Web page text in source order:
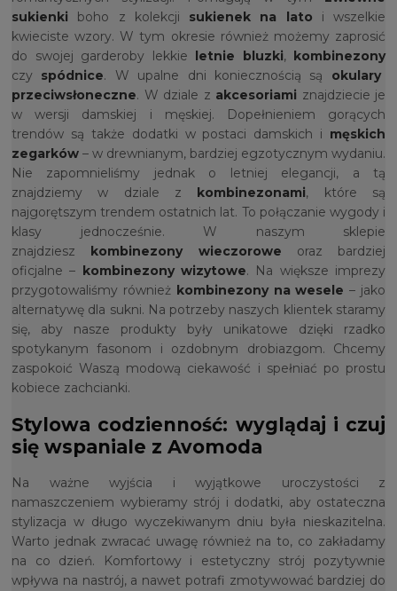
sukienki boho z kolekcji sukienek na lato i wszelkie
kwieciste wzory. W tym okresie również możemy zaprosić
do swojej garderoby lekkie letnie bluzki, kombinezony
czy spódnice. W upalne dni koniecznością są okulary
przeciwsłoneczne. W dziale z akcesoriami znajdziecie je
w wersji damskiej i męskiej. Dopełnieniem gorących
trendów są także dodatki w postaci damskich i męskich
zegarków – w drewnianym, bardziej egzotycznym wydaniu.
Nie zapomnieliśmy jednak o letniej elegancji, a tą
znajdziemy w dziale z kombinezonami, które są
najgorętszym trendem ostatnich lat. To połączanie wygody i
klasy jednocześnie. W naszym sklepie
znajdziesz kombinezony wieczorowe oraz bardziej
oficjalne – kombinezony wizytowe. Na większe imprezy
przygotowaliśmy również kombinezony na wesele – jako
alternatywę dla sukni. Na potrzeby naszych klientek staramy
się, aby nasze produkty były unikatowe dzięki rzadko
spotykanym fasonom i ozdobnym drobiazgom. Chcemy
zaspokoić Waszą modową ciekawość i spełniać po prostu
kobiece zachcianki.
Stylowa codzienność: wyglądaj i czuj
się wspaniale z Avomoda
Na ważne wyjścia i wyjątkowe uroczystości z
namaszczeniem wybieramy strój i dodatki, aby ostateczna
stylizacja w długo wyczekiwanym dniu była nieskazitelna.
Warto jednak zwracać uwagę również na to, co zakładamy
na co dzień. Komfortowy i estetyczny strój pozytywnie
wpływa na nastrój, a nawet potrafi zmotywować bardziej do